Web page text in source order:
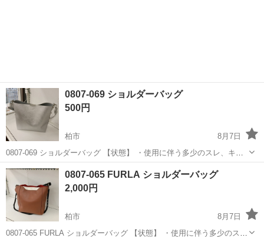
0807-069 ショルダーバッグ
500円
柏市
8月7日
0807-069 ショルダーバッグ 【状態】 ・使用に伴う多少のスレ、キ
ズ、落としきれない汚れなどございます ・詳細は現地でご確認くださ
い ・お値引きは出来かねますのでご了承願います ※中古品のため、状
態に...
千葉 柏市
0807-065 FURLA ショルダーバッグ
2,000円
柏市
8月7日
0807-065 FURLA ショルダーバッグ 【状態】 ・使用に伴う多少のス